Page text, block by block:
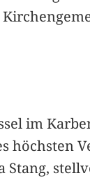
im
höchsten